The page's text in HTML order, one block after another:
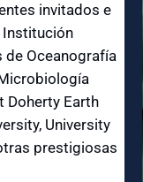
invitados e
Institución
de Oceanografía
Doherty Earth
University
prestigiosas